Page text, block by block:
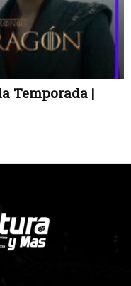
Temporada |